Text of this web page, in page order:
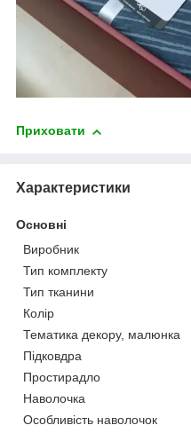
Приховати
Характеристики
Основні
Виробник
Тип комплекту
Тип тканини
Колір
Тематика декору, малюнка
Підковдра
Простирадло
Наволочка
Особливість наволочок